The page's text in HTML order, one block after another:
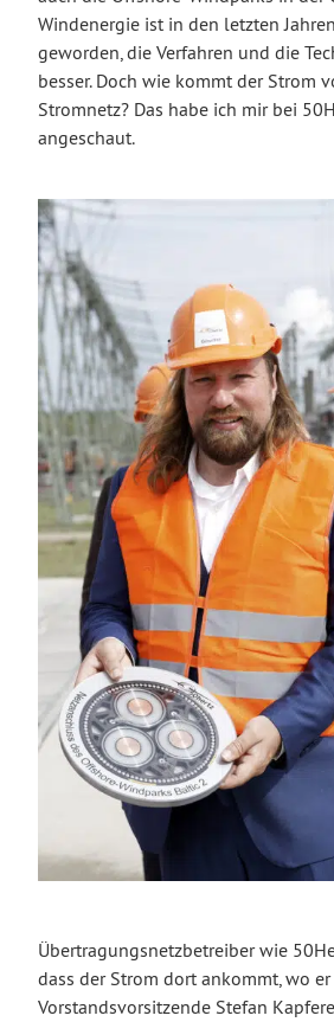
Windenergie ist in den letzten
geworden, die Verfahren und die
besser. Doch wie kommt der Strom
Stromnetz? Das habe ich mir bei
angeschaut.
Übertragungsnetzbetreiber wie
dass der Strom dort ankommt, wo
Vorstandsvorsitzende Stefan